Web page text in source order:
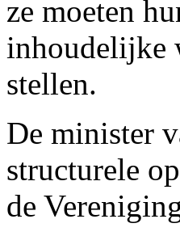
ze moeten
inhoudelijke
stellen.
De minister
structurele
de